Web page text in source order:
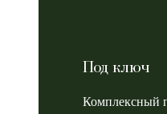
Под ключ
Комплексный